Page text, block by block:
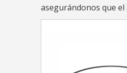
asegurándonos que el